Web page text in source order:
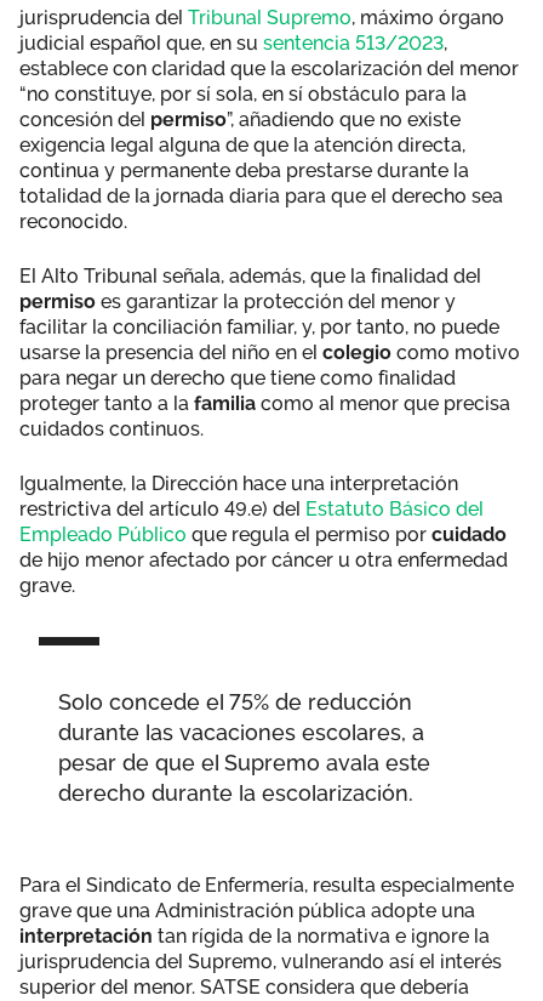
jurisprudencia del Tribunal Supremo, máximo órgano
judicial español que, en su sentencia 513/2023,
establece con claridad que la escolarización del menor
“no constituye, por sí sola, en sí obstáculo para la
concesión del permiso”, añadiendo que no existe
exigencia legal alguna de que la atención directa,
continua y permanente deba prestarse durante la
totalidad de la jornada diaria para que el derecho sea
reconocido.
El Alto Tribunal señala, además, que la finalidad del
permiso es garantizar la protección del menor y
facilitar la conciliación familiar, y, por tanto, no puede
usarse la presencia del niño en el colegio como motivo
para negar un derecho que tiene como finalidad
proteger tanto a la familia como al menor que precisa
cuidados continuos.
Igualmente, la Dirección hace una interpretación
restrictiva del artículo 49.e) del Estatuto Básico del
Empleado Público que regula el permiso por cuidado
de hijo menor afectado por cáncer u otra enfermedad
grave.
Solo concede el 75% de reducción
durante las vacaciones escolares, a
pesar de que el Supremo avala este
derecho durante la escolarización.
Para el Sindicato de Enfermería, resulta especialmente
grave que una Administración pública adopte una
interpretación tan rígida de la normativa e ignore la
jurisprudencia del Supremo, vulnerando así el interés
superior del menor. SATSE considera que debería